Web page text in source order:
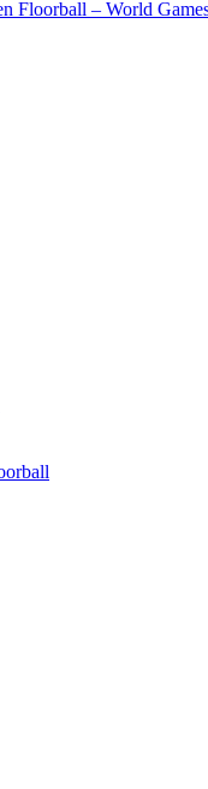
Floorball – World